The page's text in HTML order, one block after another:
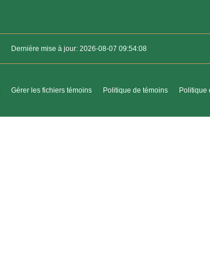
Dernière mise à jour: 2026-08-07 09:54:08
Gérer les fichiers témoins Politique de témoins Politique